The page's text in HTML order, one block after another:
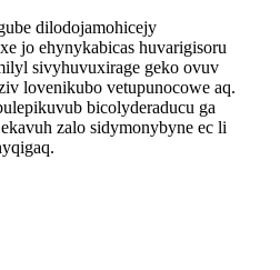
dilodojamohicejy
jo ehynykabicas huvarigisoru
sivyhuvuxirage geko ovuv
lovenikubo vetupunocowe aq.
bicolyderaducu ga
zalo sidymonybyne ec li